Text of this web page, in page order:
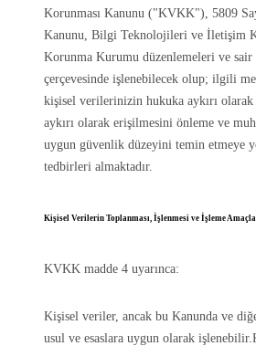
Korunması Kanunu ("KVKK"), 5809
Kanunu, Bilgi Teknolojileri ve İletişim
Korunma Kurumu düzenlemeleri ve
çerçevesinde işlenebilecek olup; ilgili
kişisel verilerinizin hukuka aykırı
aykırı olarak erişilmesini önleme ve
uygun güvenlik düzeyini temin etmeye
tedbirleri almaktadır.
Kişisel Verilerin Toplanması, İşlenmesi ve İşleme
KVKK madde 4 uyarınca:
Kişisel veriler, ancak bu Kanunda ve
usul ve esaslara uygun olarak